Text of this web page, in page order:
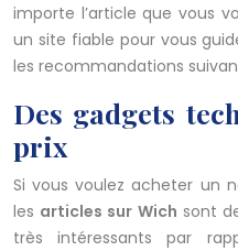
importe l’article que vous
un site fiable pour vous
les recommandations
Des gadgets
prix
Si vous voulez acheter un
les articles sur Wich sont
très intéressants par